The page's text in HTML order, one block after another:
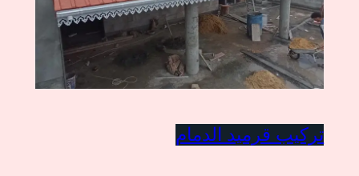
تركيب قرميد الدمام